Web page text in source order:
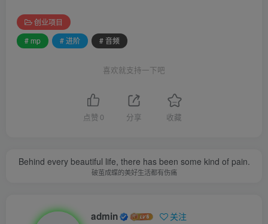
创业项目
# mp
# 进阶 # 音频
喜欢就支持一下吧
点赞 0 分享 收藏
Behind every beautiful life, there has been some kind of pain.
破茧成蝶的美好生活都有伤痛
admin 关注